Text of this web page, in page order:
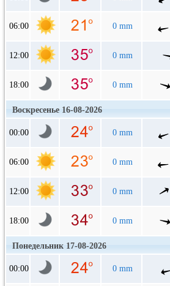
06:00 0 mm
12:00 0 mm
18:00 0 mm
Воскресенье 16-08-2026
00:00 0 mm
06:00 0 mm
12:00 0 mm
18:00 0 mm
Понедельник 17-08-2026
00:00 0 mm